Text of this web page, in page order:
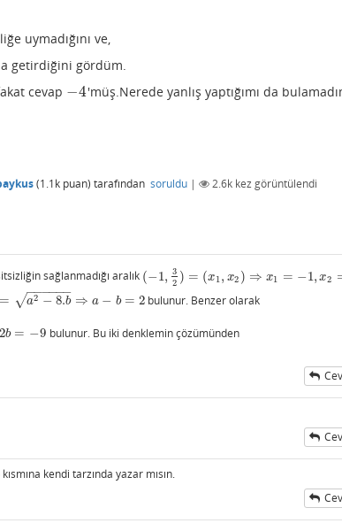
uymadığını ve,
getirdiğini gördüm.
cevap −4
−4 'müş.Nerede yanlış yaptığımı da
(1.1k puan) tarafından soruldu | 2.6k kez görüntülendi
sağlanmadığı aralık (−1, 3
2 ) = (x1, x2 ) ⇒ x1 = −1, x2
(−1,3 2)=( x1 x2)⇒ x1=− 1,x 2=3 2
= a2 − 8.b
− −
−−−−
√ ⇒ a − b = 2
a− b=2 bulunur. Benzer olarak
2b = −9 bulunur. Bu iki denklemin çözümünden
kendi tarzında yazar mısın.